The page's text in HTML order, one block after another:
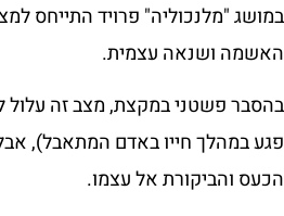
במושג "מלנכוליה" פרויד התייחס
האשמה ושנאה עצמית.
בהסבר פשטני במקצת, מצב זה
פגע במהלך חייו באדם המתאבל),
הכעס והביקורת אל עצמו.